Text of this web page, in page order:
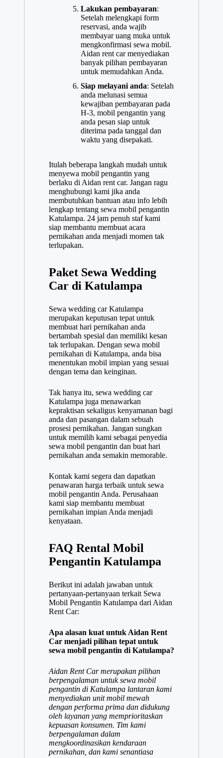
Lakukan pembayaran:
Setelah melengkapi form
reservasi, anda wajib
membayar uang muka untuk
mengkonfirmasi sewa mobil.
Aidan rent car menyediakan
banyak pilihan pembayaran
untuk memudahkan Anda.
Siap melayani anda: Setelah
anda melunasi semua
kewajiban pembayaran pada
H-3, mobil pengantin yang
anda pesan siap untuk
diterima pada tanggal dan
waktu yang disepakati.
Itulah beberapa langkah mudah untuk
menyewa mobil pengantin yang
berlaku di Aidan rent car. Jangan ragu
menghubungi kami jika anda
membutuhkan bantuan atau info lebih
lengkap tentang sewa mobil pengantin
Katulampa. 24 jam penuh staf kami
siap membantu membuat acara
pernikahan anda menjadi momen tak
terlupakan.
Paket Sewa Wedding
Car di Katulampa
Sewa wedding car Katulampa
merupakan keputusan tepat untuk
membuat hari pernikahan anda
bertambah spesial dan memiliki kesan
tak terlupakan. Dengan sewa mobil
pernikahan di Katulampa, anda bisa
menentukan mobil impian yang sesuai
dengan tema dan keinginan.
Tak hanya itu, sewa wedding car
Katulampa juga menawarkan
kepraktisan sekaligus kenyamanan bagi
anda dan pasangan dalam sebuah
prosesi pernikahan. Jangan sungkan
untuk memilih kami sebagai penyedia
sewa mobil pengantin dan buat hari
pernikahan anda semakin memorable.
Kontak kami segera dan dapatkan
penawaran harga terbaik untuk sewa
mobil pengantin Anda. Perusahaan
kami siap membantu membuat
pernikahan impian Anda menjadi
kenyataan.
FAQ Rental Mobil
Pengantin Katulampa
Berikut ini adalah jawaban untuk
pertanyaan-pertanyaan terkait Sewa
Mobil Pengantin Katulampa dari Aidan
Rent Car:
Apa alasan kuat untuk Aidan Rent
Car menjadi pilihan tepat untuk
sewa mobil pengantin di Katulampa?
Aidan Rent Car merupakan pilihan
berpengalaman untuk sewa mobil
pengantin di Katulampa lantaran kami
menyediakan unit mobil mewah
dengan performa prima dan didukung
oleh layanan yang memprioritaskan
kepuasan konsumen. Tim kami
berpengalaman dalam
mengkoordinasikan kendaraan
pernikahan, dan kami senantiasa